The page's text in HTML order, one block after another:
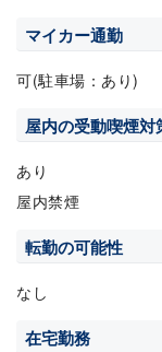
マイカー通勤
可(駐車場：あり)
屋内の受動喫煙対
あり
屋内禁煙
転勤の可能性
なし
在宅勤務